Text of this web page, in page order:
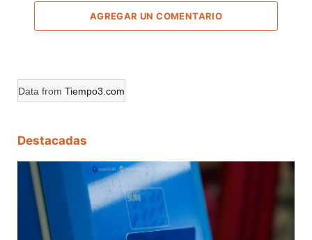
AGREGAR UN COMENTARIO
Data from Tiempo3.com
Destacadas